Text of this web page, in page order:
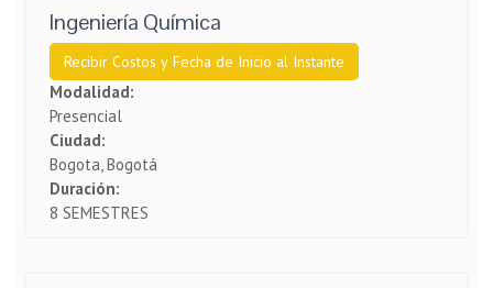
Ingeniería Química
Recibir Costos y Fecha de Inicio al Instante
Modalidad:
Presencial
Ciudad:
Bogota, Bogotá
Duración:
8 SEMESTRES